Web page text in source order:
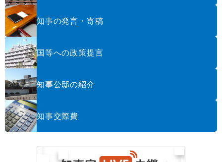
知事の発言・寄稿
国等への政策提言
知事公邸の紹介
知事交際費